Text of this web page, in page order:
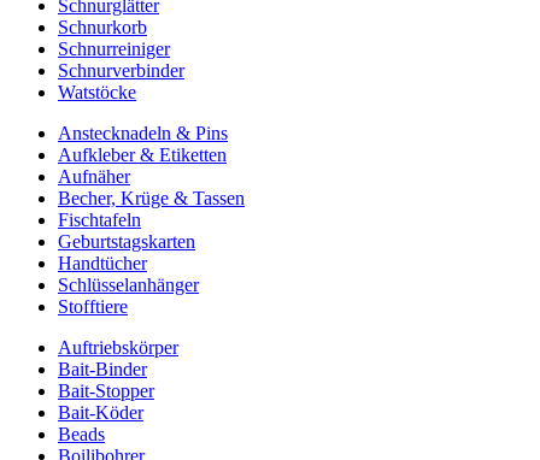
Schnurglätter
Schnurkorb
Schnurreiniger
Schnurverbinder
Watstöcke
Anstecknadeln & Pins
Aufkleber & Etiketten
Aufnäher
Becher, Krüge & Tassen
Fischtafeln
Geburtstagskarten
Handtücher
Schlüsselanhänger
Stofftiere
Auftriebskörper
Bait-Binder
Bait-Stopper
Bait-Köder
Beads
Boilibohrer